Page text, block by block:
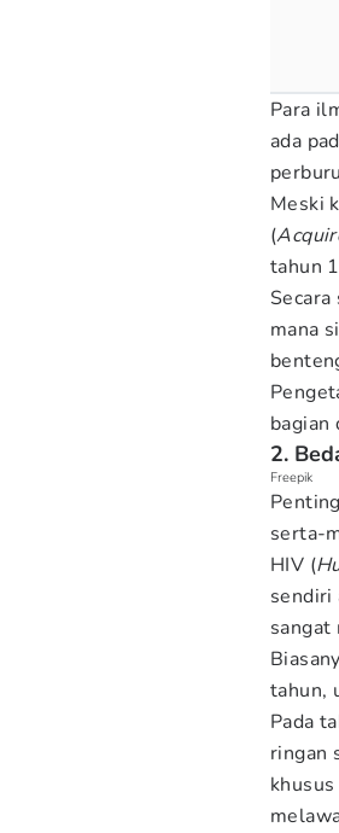
Para
ada
Meski
(
tahun
mana
bagian
2.
Freepik
serta-
HIV (
sendiri
sangat
tahun,
Pada
ringan